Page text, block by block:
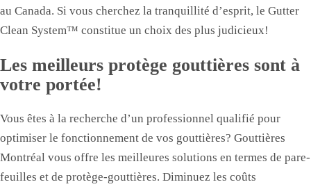
au Canada. Si vous cherchez la tranquillité d’esprit, le Gutter
Clean System™ constitue un choix des plus judicieux!
Les meilleurs protège gouttières sont à
votre portée!
Vous êtes à la recherche d’un professionnel qualifié pour
optimiser le fonctionnement de vos gouttières? Gouttières
Montréal vous offre les meilleures solutions en termes de pare-
feuilles et de protège-gouttières. Diminuez les coûts